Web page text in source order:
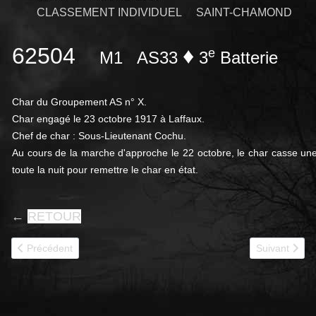
CLASSEMENT INDIVIDUEL
SAINT-CHAMOND
62504 M1 AS33 ♦ 3e Batterie
Char du Groupement AS n° X.
Char engagé le 23 octobre 1917 à Laffaux.
Chef de char : Sous-Lieutenant Cochu.
Au cours de la marche d'approche le 22 octobre, le char casse
toute la nuit pour remettre le char en état.
← RETOUR
Article précédent : 62505
Précédent Article
Suivant